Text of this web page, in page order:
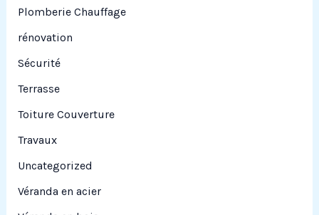
Plomberie Chauffage
rénovation
Sécurité
Terrasse
Toiture Couverture
Travaux
Uncategorized
Véranda en acier